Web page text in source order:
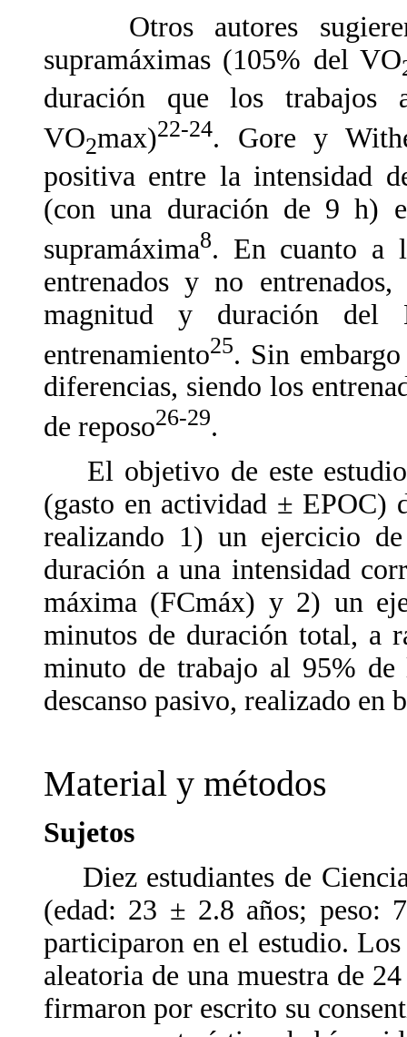
Otros autores sugieren
supramáximas (105% del VO
duración que los trabajos
VO2max)22-24. Gore y
positiva entre la intensidad
(con una duración de 9 h)
supramáxima8. En cuanto a
entrenados y no
magnitud y duración del
entrenamiento25. Sin
diferencias, siendo los
de reposo26-29.
El objetivo de este
(gasto en actividad ± EPOC)
realizando 1) un ejercicio
duración a una intensidad
máxima (FCmáx) y 2) un
minutos de duración total, a
minuto de trabajo al 95%
descanso pasivo, realizado en
Material y métodos
Sujetos
Diez estudiantes de
(edad: 23 ± 2.8 años;
participaron en el estudio.
aleatoria de una muestra de
firmaron por escrito su